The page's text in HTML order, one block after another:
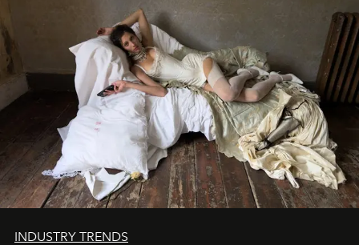
INDUSTRY TRENDS